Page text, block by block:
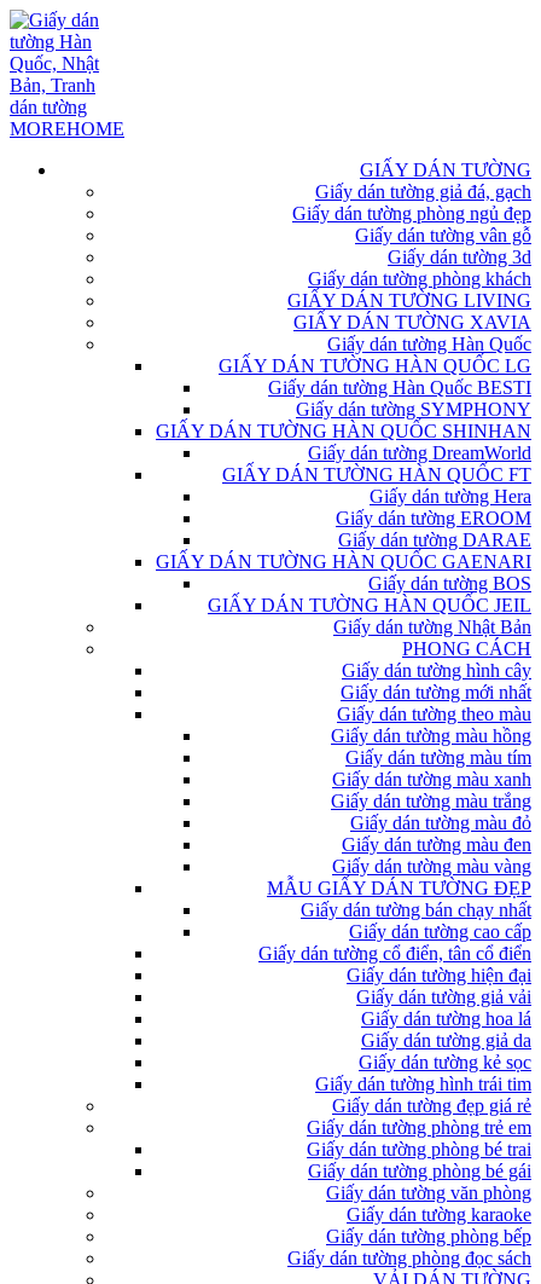
GIẤY DÁN TƯỜNG
Giấy dán tường giả đá, gạch
Giấy dán tường phòng ngủ đẹp
Giấy dán tường vân gỗ
Giấy dán tường 3d
Giấy dán tường phòng khách
GIẤY DÁN TƯỜNG LIVING
GIẤY DÁN TƯỜNG XAVIA
Giấy dán tường Hàn Quốc
GIẤY DÁN TƯỜNG HÀN QUỐC LG
Giấy dán tường Hàn Quốc BESTI
Giấy dán tường SYMPHONY
GIẤY DÁN TƯỜNG HÀN QUỐC SHINHAN
Giấy dán tường DreamWorld
GIẤY DÁN TƯỜNG HÀN QUỐC FT
Giấy dán tường Hera
Giấy dán tường EROOM
Giấy dán tường DARAE
GIẤY DÁN TƯỜNG HÀN QUỐC GAENARI
Giấy dán tường BOS
GIẤY DÁN TƯỜNG HÀN QUỐC JEIL
Giấy dán tường Nhật Bản
PHONG CÁCH
Giấy dán tường hình cây
Giấy dán tường mới nhất
Giấy dán tường theo màu
Giấy dán tường màu hồng
Giấy dán tường màu tím
Giấy dán tường màu xanh
Giấy dán tường màu trắng
Giấy dán tường màu đỏ
Giấy dán tường màu đen
Giấy dán tường màu vàng
MẪU GIẤY DÁN TƯỜNG ĐẸP
Giấy dán tường bán chạy nhất
Giấy dán tường cao cấp
Giấy dán tường cổ điển, tân cổ điển
Giấy dán tường hiện đại
Giấy dán tường giả vải
Giấy dán tường hoa lá
Giấy dán tường giả da
Giấy dán tường kẻ sọc
Giấy dán tường hình trái tim
Giấy dán tường đẹp giá rẻ
Giấy dán tường phòng trẻ em
Giấy dán tường phòng bé trai
Giấy dán tường phòng bé gái
Giấy dán tường văn phòng
Giấy dán tường karaoke
Giấy dán tường phòng bếp
Giấy dán tường phòng đọc sách
VẢI DÁN TƯỜNG